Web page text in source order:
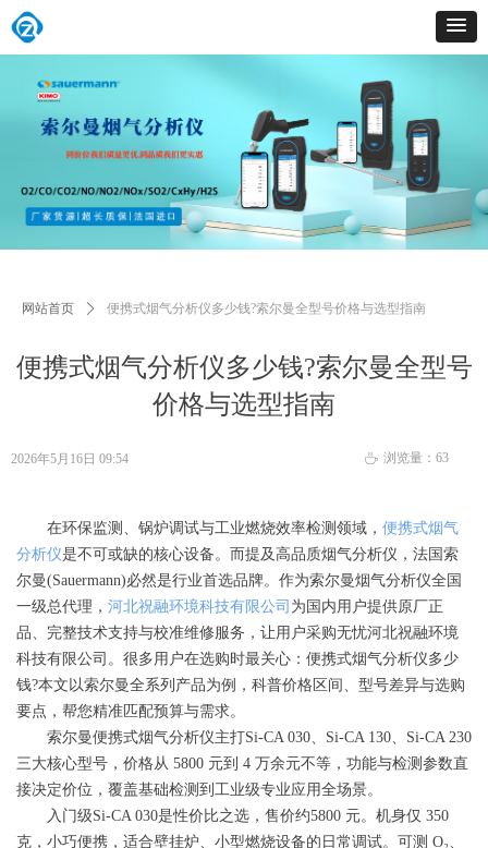
便携式烟气分析仪多少钱?索尔曼全型号
价格与选型指南
网站首页 ꄲ 便携式烟气分析仪多少钱?索尔曼全型号价格与选型指南
在环保监测、锅炉调试与工业燃烧效率检测领域， 便携式烟气
分析仪是不可或缺的核心设备。而提及高品质烟气分析仪，法国索
尔曼(Sauermann)必然是行业首选品牌。作为索尔曼烟气分析仪全国
一级总代理， 河北祝融环境科技有限公司 为国内用户提供原厂正
品、完整技术支持与校准维修服务，让用户采购无忧河北祝融环境
科技有限公司。很多用户在选购时最关心：便携式烟气分析仪多少
钱?本文以索尔曼全系列产品为例，科普价格区间、型号差异与选购
要点，帮您精准匹配预算与需求。
索尔曼便携式烟气分析仪主打Si-CA 030、Si-CA 130、Si-CA 230
三大核心型号，价格从 5800 元到 4 万余元不等，功能与检测参数直
接决定价位，覆盖基础检测到工业级专业应用全场景。
入门级Si-CA 030是性价比之选，售价约5800 元。机身仅 350
克，小巧便携，适合壁挂炉、小型燃烧设备的日常调试。可测 O₂、
2026年5月16日 09:54 ꄘ 浏览量： 63